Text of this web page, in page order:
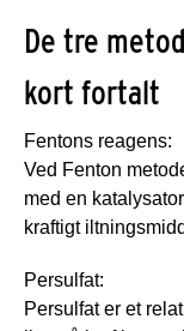
De tre
kort fortalt
Fentons reagens:
Ved Fenton
med en
kraftigt
Persulfat:
Persulfat er et